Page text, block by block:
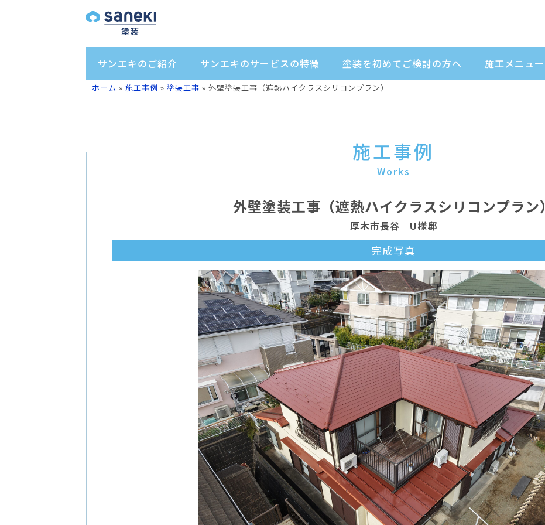
サンエキのご紹介 サンエキのサービスの特徴 塗装を初めてご検討の方へ 施工メニュー
ホーム » 施工事例 » 塗装工事 » 外壁塗装工事（遮熱ハイクラスシリコンプラン）
施工事例
Works
外壁塗装工事（遮熱ハイクラスシリコンプラン）
厚木市長谷 U様邸
完成写真